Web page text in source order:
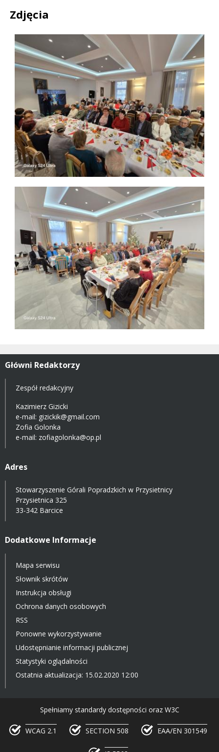
Zdjęcia
Główni Redaktorzy
Zespół redakcyjny
Kazimierz Gizicki
e-mail: gizickik@gmail.com
Zofia Golonka
e-mail: zofiagolonka@op.pl
Adres
Stowarzyszenie Górali Popradzkich w Przysietnicy
Przysietnica 325
33-342 Barcice
Dodatkowe Informacje
Mapa serwisu
Słownik skrótów
Instrukcja obsługi
Ochrona danych osobowych
RSS
Ponowne wykorzystywanie
Udostępnianie informacji publicznej
Statystyki oglądalności
Ostatnia aktualizacja: 15.02.2020 12:00
Spełniamy standardy dostępności oraz W3C
WCAG 2.1 SECTION 508 EAA/EN 301549